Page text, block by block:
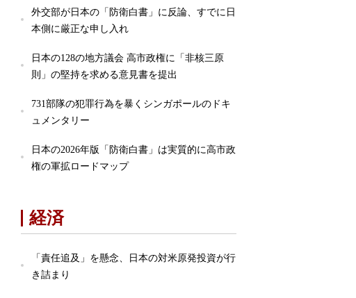
外交部が日本の「防衛白書」に反論、すでに日
本側に厳正な申し入れ
日本の128の地方議会 高市政権に「非核三原
則」の堅持を求める意見書を提出
731部隊の犯罪行為を暴くシンガポールのドキ
ュメンタリー
日本の2026年版「防衛白書」は実質的に高市政
権の軍拡ロードマップ
経済
「責任追及」を懸念、日本の対米原発投資が行
き詰まり